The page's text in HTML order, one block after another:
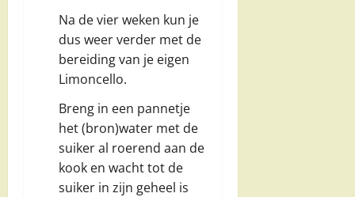
Na de vier weken kun je
dus weer verder met de
bereiding van je eigen
Limoncello.
Breng in een pannetje
het (bron)water met de
suiker al roerend aan de
kook en wacht tot de
suiker in zijn geheel is